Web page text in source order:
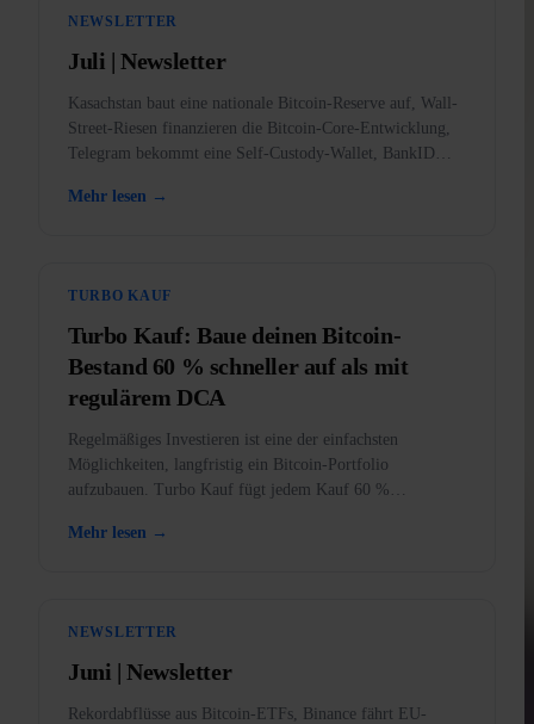
NEWSLETTER
Juli | Newsletter
Kasachstan baut eine nationale Bitcoin-Reserve auf, Wall-
Street-Riesen finanzieren die Bitcoin-Core-Entwicklung,
Telegram bekommt eine Self-Custody-Wallet, BankID
war.
Mehr lesen →
TURBO KAUF
Turbo Kauf: Baue deinen Bitcoin-
Bestand 60 % schneller auf als mit
regulärem DCA
Regelmäßiges Investieren ist eine der einfachsten
Möglichkeiten, langfristig ein Bitcoin-Portfolio
aufzubauen. Turbo Kauf fügt jedem Kauf 60 %
Mehr lesen →
NEWSLETTER
Juni | Newsletter
Rekordabflüsse aus Bitcoin-ETFs, Binance fährt EU-